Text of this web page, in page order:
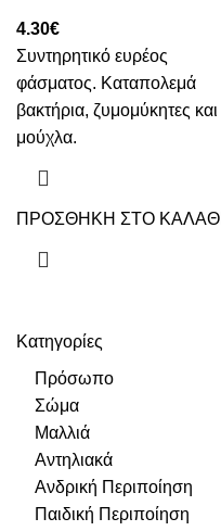
Κατηγορίες
Πρόσωπο
Σώμα
Μαλλιά
Αντηλιακά
Ανδρική Περιποίηση
Παιδική Περιποίηση
4.30€
Συντηρητικό ευρέος
φάσματος. Καταπολεμά
βακτήρια, ζυμομύκητες και
μούχλα.
ΠΡΟΣΘΗΚΗ ΣΤΟ ΚΑΛΑΘΙ